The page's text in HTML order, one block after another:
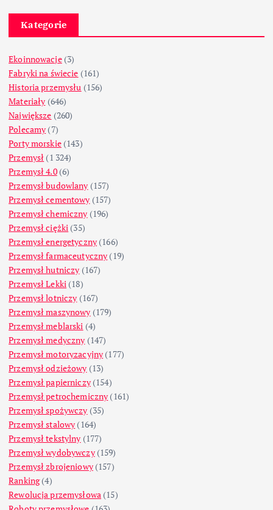
Kategorie
Ekoinnowacje(3)
Fabryki na świecie (161)
Historia przemysłu (156)
Materiały (646)
Największe (260)
Polecamy (7)
Porty morskie(143)
Przemysł (1 324)
Przemysł 4.0(6)
Przemysł budowlany (157)
Przemysł cementowy (157)
Przemysł chemiczny (196)
Przemysł ciężki (35)
Przemysł energetyczny (166)
Przemysł farmaceutyczny (19)
Przemysł hutniczy (167)
Przemysł Lekki (18)
Przemysł lotniczy (167)
Przemysł maszynowy (179)
Przemysł meblarski (4)
Przemysł medyczny (147)
Przemysł motoryzacyjny (177)
Przemysł odzieżowy (13)
Przemysł papierniczy(154)
Przemysł petrochemiczny (161)
Przemysł spożywczy (35)
Przemysł stalowy (164)
Przemysł tekstylny (177)
Przemysł wydobywczy(159)
Przemysł zbrojeniowy(157)
Ranking(4)
Rewolucja przemysłowa (15)